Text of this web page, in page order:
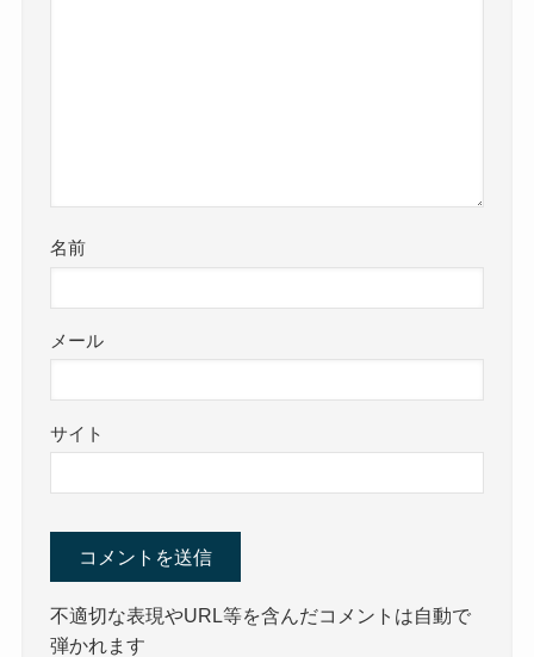
名前
メール
サイト
不適切な表現やURL等を含んだコメントは自動で
弾かれます